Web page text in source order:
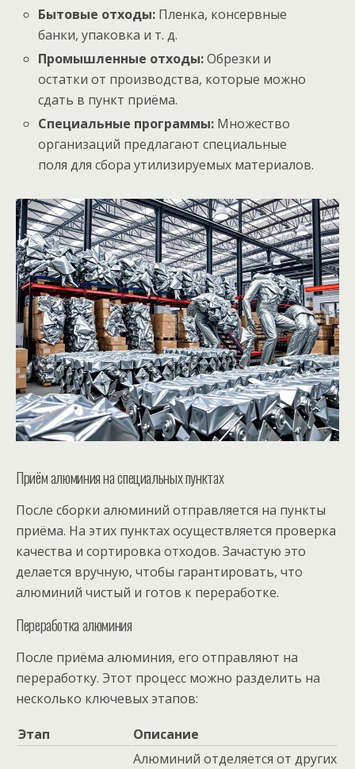
Бытовые отходы: Пленка, консервные
банки, упаковка и т. д.
Промышленные отходы:Обрезки и
остатки от производства, которые можно
сдать в пункт приёма.
Специальные программы: Множество
организаций предлагают специальные
поля для сбора утилизируемых материалов.
Приём алюминия на специальных пунктах
После сборки алюминий отправляется на пункты
приёма. На этих пунктах осуществляется проверка
качества и сортировка отходов. Зачастую это
делается вручную, чтобы гарантировать, что
алюминий чистый и готов к переработке.
Переработка алюминия
После приёма алюминия, его отправляют на
переработку. Этот процесс можно разделить на
несколько ключевых этапов:
Этап Описание
Алюминий отделяется от других